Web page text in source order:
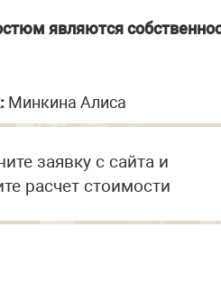
являются
Минкина Алиса
заявку с сайта и
расчет стоимости